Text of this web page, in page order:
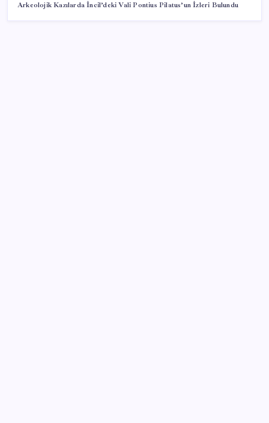
Arkeolojik Kazılarda İncil’deki Vali Pontius Pilatus’un İzleri Bulundu